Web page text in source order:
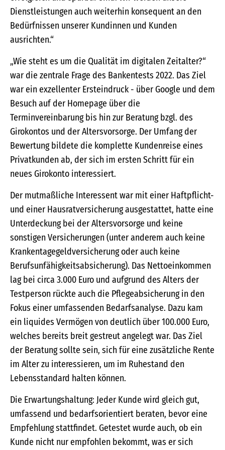
Dienstleistungen auch weiterhin konsequent an den
Bedürfnissen unserer Kundinnen und Kunden
ausrichten.“
„Wie steht es um die Qualität im digitalen Zeitalter?“
war die zentrale Frage des Bankentests 2022. Das Ziel
war ein exzellenter Ersteindruck - über Google und dem
Besuch auf der Homepage über die
Terminvereinbarung bis hin zur Beratung bzgl. des
Girokontos und der Altersvorsorge. Der Umfang der
Bewertung bildete die komplette Kundenreise eines
Privatkunden ab, der sich im ersten Schritt für ein
neues Girokonto interessiert.
Der mutmaßliche Interessent war mit einer Haftpflicht-
und einer Hausratversicherung ausgestattet, hatte eine
Unterdeckung bei der Altersvorsorge und keine
sonstigen Versicherungen (unter anderem auch keine
Krankentagegeldversicherung oder auch keine
Berufsunfähigkeitsabsicherung). Das Nettoeinkommen
lag bei circa 3.000 Euro und aufgrund des Alters der
Testperson rückte auch die Pflegeabsicherung in den
Fokus einer umfassenden Bedarfsanalyse. Dazu kam
ein liquides Vermögen von deutlich über 100.000 Euro,
welches bereits breit gestreut angelegt war. Das Ziel
der Beratung sollte sein, sich für eine zusätzliche Rente
im Alter zu interessieren, um im Ruhestand den
Lebensstandard halten können.
Die Erwartungshaltung: Jeder Kunde wird gleich gut,
umfassend und bedarfsorientiert beraten, bevor eine
Empfehlung stattfindet. Getestet wurde auch, ob ein
Kunde nicht nur empfohlen bekommt, was er sich